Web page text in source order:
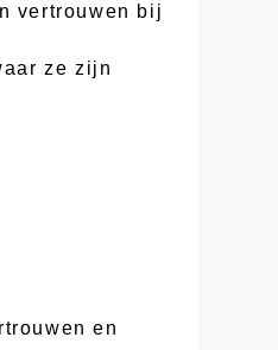
vertrouwen bij
ze zijn
en